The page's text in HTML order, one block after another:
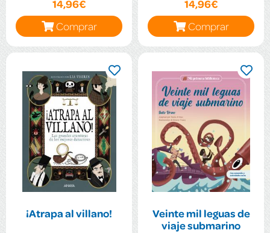
14,96€
Comprar
14,96€
Comprar
¡Atrapa al villano!
Veinte mil leguas de
viaje submarino